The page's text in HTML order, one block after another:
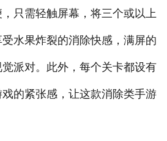
只需轻触屏幕，将三个或以上
水果炸裂的消除快感，满屏的
派对。此外，每个关卡都设有
的紧张感，让这款消除类手游